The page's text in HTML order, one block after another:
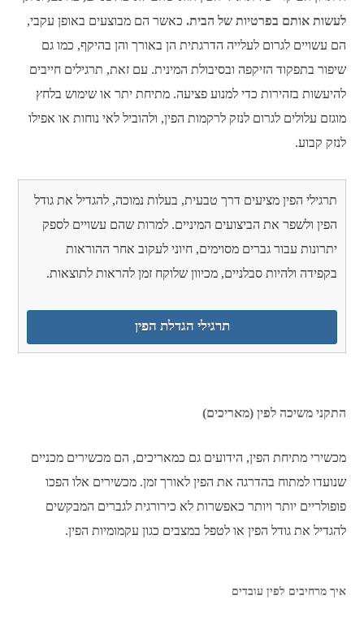
לעשות אותם בפרטיות של הבית. כאשר הם מבוצעים באופן עקבי,
הם עשויים לגרום לעלייה הדרגתית הן באורך והן בהיקף, כמו גם
שיפור בתפקוד הזיקפה ובסיבולת המינית. עם זאת, תרגילים חייבים
להיעשות בזהירות כדי למנוע פציעה. מתיחת יתר או שימוש בלחץ
מוגזם עלולים לגרום לנזק לרקמות הפין, ולהוביל לאי נוחות או אפילו
לנזק קבוע.
תרגילי הפין מציעים דרך טבעית, בעלות נמוכה, להגדיל את גודל
הפין ולשפר את הביצועים המיניים. למרות שהם עשויים לספק
יתרונות עבור גברים מסוימים, חיוני לעקוב אחר ההוראות
בקפידה ולהיות סבלניים, מכיוון שלוקח זמן להראות לתוצאות.
תרגילי הגדלת הפין
התקני משיכה לפין (מאריכים)
מכשירי מתיחת הפין, הידועים גם כמאריכים, הם מכשירים מכניים
שנועדו למתוח בהדרגה את הפין לאורך זמן. מכשירים אלו הפכו
פופולריים יותר ויותר כאפשרות לא כירורגית לגברים המבקשים
להגדיל את גודל הפין או לטפל במצבים כגון עקמומיות הפין.
איך מרחיבים לפין עובדים